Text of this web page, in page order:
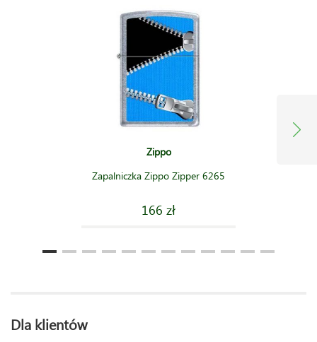
Zippo
Zapalniczka Zippo Zipper 6265
166 zł
Dla klientów